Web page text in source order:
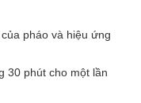
pháo và hiệu ứng
30 phút cho một lần